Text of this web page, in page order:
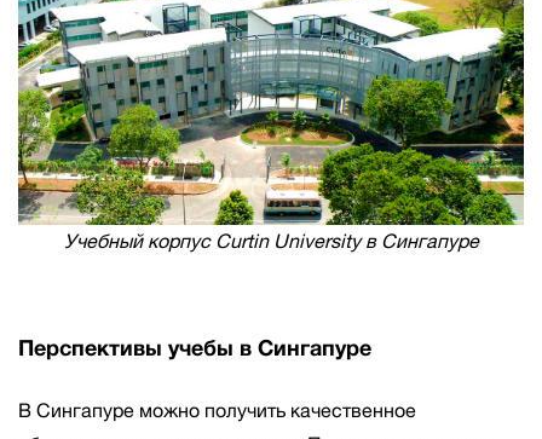
Учебный корпус Curtin University в Сингапуре
Перспективы учебы в Сингапуре
В Сингапуре можно получить качественное